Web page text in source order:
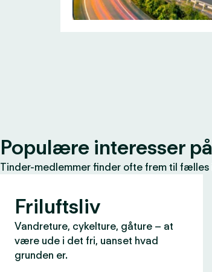
Populære interesser
Tinder-medlemmer finder ofte frem til
Friluftsliv
Vandreture, cykelture, gåture – at
være ude i det fri, uanset hvad
grunden er.